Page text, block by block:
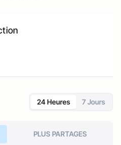
24 Heures 7 Jours
PLUS PARTAGES